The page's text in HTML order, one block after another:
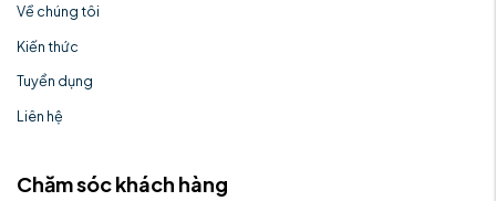
Về chúng tôi
Kiến thức
Tuyển dụng
Liên hệ
Chăm sóc khách hàng